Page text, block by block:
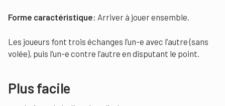
Forme caractéristique: Arriver à jouer ensemble.
Les joueurs font trois échanges l’un-e avec l’autre (sans
volée), puis l’un-e contre l’autre en disputant le point.
Plus facile